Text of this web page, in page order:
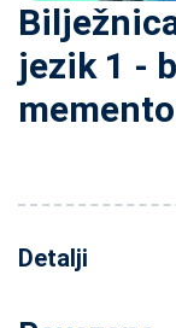
jezik 1 -
Detalji